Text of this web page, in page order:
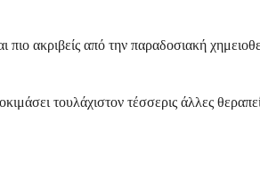
ακριβείς από την παραδοσιακή
τουλάχιστον τέσσερις άλλες